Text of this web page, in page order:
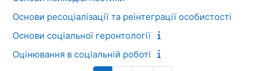
Основи ресоціалізації та реінтеграції особистості
Основи соціальної геронтології
Оцінювання в соціальній роботі